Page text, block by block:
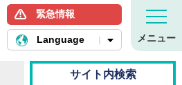
筑西市ホームページ
緊急情報
Language メニュー
サイト内検索